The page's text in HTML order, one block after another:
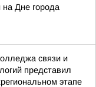
на Дне города
связи и
представил
этапе